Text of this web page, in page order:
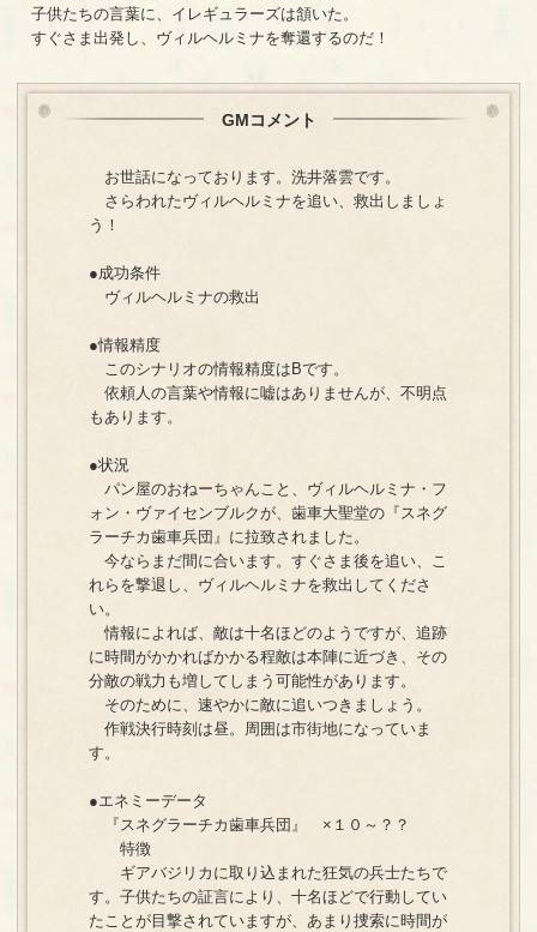
子供たちの言葉に、イレギュラーズは頷いた。
すぐさま出発し、ヴィルヘルミナを奪還するのだ！
GMコメント
お世話になっております。洗井落雲です。
さらわれたヴィルヘルミナを追い、救出しましょ
う！
●成功条件
ヴィルヘルミナの救出
●情報精度
このシナリオの情報精度はBです。
依頼人の言葉や情報に嘘はありませんが、不明点
もあります。
●状況
パン屋のおねーちゃんこと、ヴィルヘルミナ・フ
ォン・ヴァイセンブルクが、歯車大聖堂の『スネグ
ラーチカ歯車兵団』に拉致されました。
今ならまだ間に合います。すぐさま後を追い、こ
れらを撃退し、ヴィルヘルミナを救出してくださ
い。
情報によれば、敵は十名ほどのようですが、追跡
に時間がかかればかかる程敵は本陣に近づき、その
分敵の戦力も増してしまう可能性があります。
そのために、速やかに敵に追いつきましょう。
作戦決行時刻は昼。周囲は市街地になっていま
す。
●エネミーデータ
『スネグラーチカ歯車兵団』 ×１０～？？
特徴
ギアバジリカに取り込まれた狂気の兵士たちで
す。子供たちの証言により、十名ほどで行動してい
たことが目撃されていますが、あまり捜索に時間が